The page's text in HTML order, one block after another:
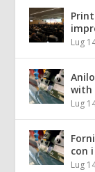
Lug
with
Lug
con
Lug